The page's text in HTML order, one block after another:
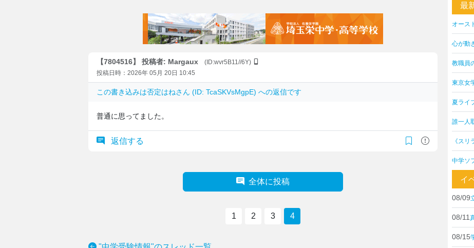
【7804516】 投稿者: Margaux
(ID:wvr5B11//6Y)
投稿日時：2026年 05月 20日 10:45
この書き込みは否定はねさん (ID: TcaSKVsMgpE) への返信です
普通に思ってました。
返信する
全体に投稿
1 2 3 4
最
オース
心が動
教職員
東京女
夏ライ
誰一人
《スリ
中学ソ
イ
08/09
08/11
08/15